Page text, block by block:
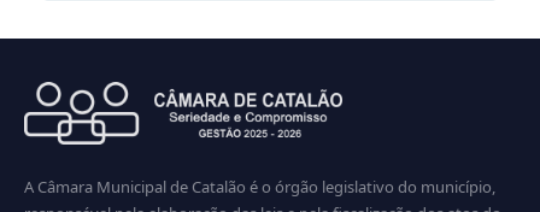
A Câmara Municipal de Catalão é o órgão legislativo do município,